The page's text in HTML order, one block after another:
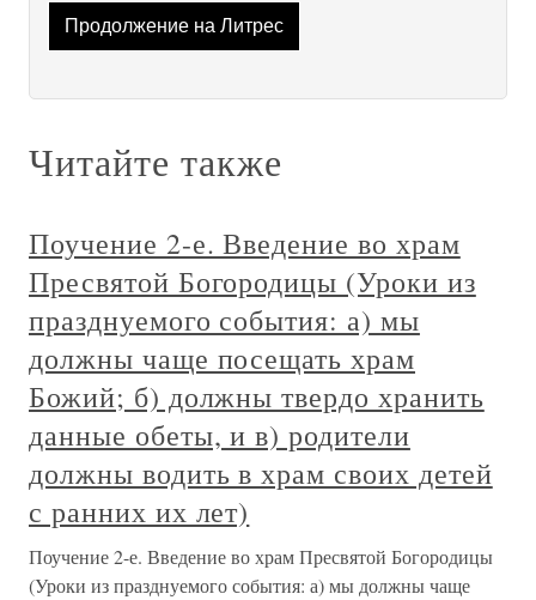
Продолжение на Литрес
Читайте также
Поучение 2-е. Введение во храм
Пресвятой Богородицы (Уроки из
празднуемого события: а) мы
должны чаще посещать храм
Божий; б) должны твердо хранить
данные обеты, и в) родители
должны водить в храм своих детей
с ранних их лет)
Поучение 2-е. Введение во храм Пресвятой Богородицы
(Уроки из празднуемого события: а) мы должны чаще